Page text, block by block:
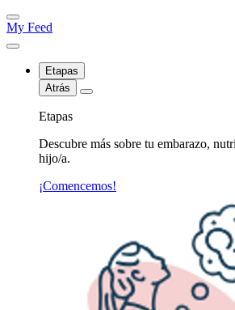
My Feed
Etapas
Atrás
Etapas
Descubre más sobre tu embarazo,
hijo/a.
¡Comencemos!